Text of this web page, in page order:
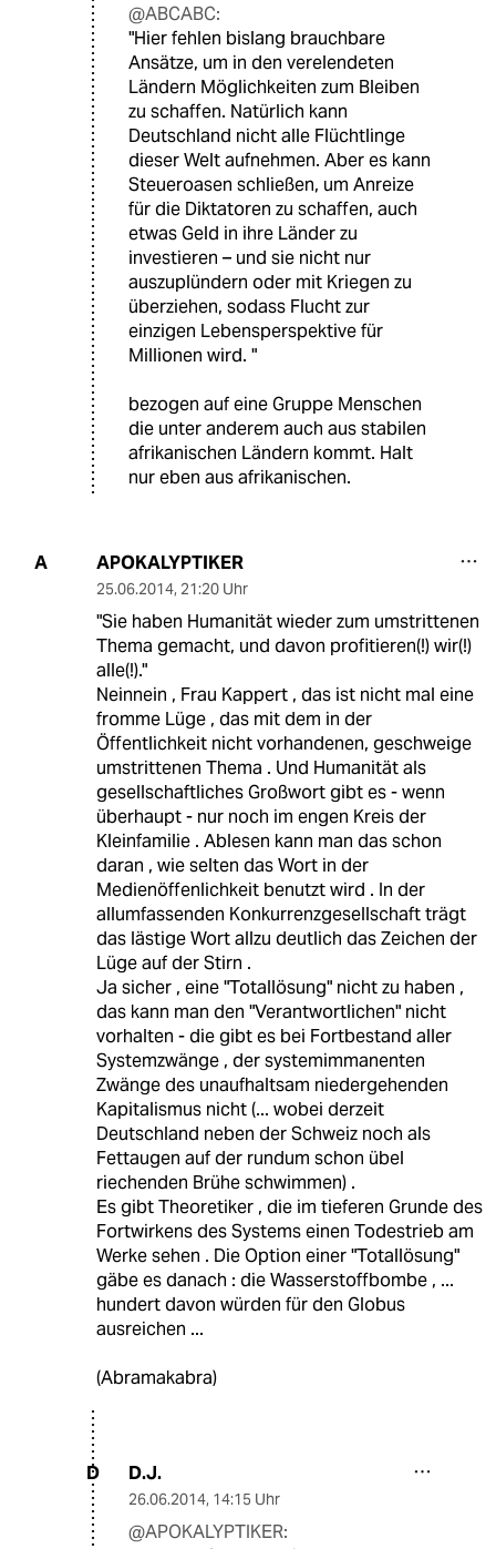
@ABCABC:
"Hier fehlen bislang brauchbare
Ansätze, um in den verelendeten
Ländern Möglichkeiten zum Bleiben
zu schaffen. Natürlich kann
Deutschland nicht alle Flüchtlinge
dieser Welt aufnehmen. Aber es kann
Steueroasen schließen, um Anreize
für die Diktatoren zu schaffen, auch
etwas Geld in ihre Länder zu
investieren – und sie nicht nur
auszuplündern oder mit Kriegen zu
überziehen, sodass Flucht zur
einzigen Lebensperspektive für
Millionen wird. "
bezogen auf eine Gruppe Menschen
die unter anderem auch aus stabilen
afrikanischen Ländern kommt. Halt
nur eben aus afrikanischen.
A APOKALYPTIKER
25.06.2014, 21:20 Uhr
"Sie haben Humanität wieder zum umstrittenen
Thema gemacht, und davon profitieren(!) wir(!)
alle(!)."
Neinnein , Frau Kappert , das ist nicht mal eine
fromme Lüge , das mit dem in der
Öffentlichkeit nicht vorhandenen, geschweige
umstrittenen Thema . Und Humanität als
gesellschaftliches Großwort gibt es - wenn
überhaupt - nur noch im engen Kreis der
Kleinfamilie . Ablesen kann man das schon
daran , wie selten das Wort in der
Medienöffenlichkeit benutzt wird . In der
allumfassenden Konkurrenzgesellschaft trägt
das lästige Wort allzu deutlich das Zeichen der
Lüge auf der Stirn .
Ja sicher , eine "Totallösung" nicht zu haben ,
das kann man den "Verantwortlichen" nicht
vorhalten - die gibt es bei Fortbestand aller
Systemzwänge , der systemimmanenten
Zwänge des unaufhaltsam niedergehenden
Kapitalismus nicht (... wobei derzeit
Deutschland neben der Schweiz noch als
Fettaugen auf der rundum schon übel
riechenden Brühe schwimmen) .
Es gibt Theoretiker , die im tieferen Grunde des
Fortwirkens des Systems einen Todestrieb am
Werke sehen . Die Option einer "Totallösung"
gäbe es danach : die Wasserstoffbombe , ...
hundert davon würden für den Globus
ausreichen ...
(Abramakabra)
D D.J.
26.06.2014, 14:15 Uhr
@APOKALYPTIKER: